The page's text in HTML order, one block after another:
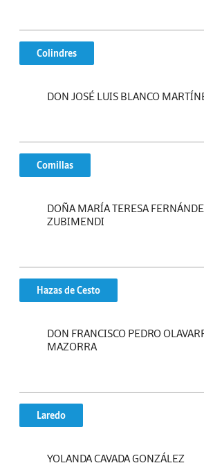
Colindres
DON JOSÉ LUIS BLANCO
Comillas
DOÑA MARÍA TERESA
ZUBIMENDI
Hazas de Cesto
DON FRANCISCO PEDRO
MAZORRA
Laredo
YOLANDA CAVADA GONZÁLEZ